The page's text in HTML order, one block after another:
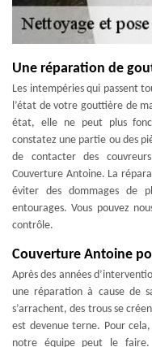
Une réparation de
Les intempéries qui passent
l’état de votre gouttière de
état, elle ne peut plus
constatez une partie ou des
de contacter des
Couverture Antoine. La
éviter des dommages de
entourages. Vous pouvez
contrôle.
Couverture Antoine
Après des années
une réparation à cause de
s’arrachent, des trous se
est devenue terne. Pour
notre équipe peut le